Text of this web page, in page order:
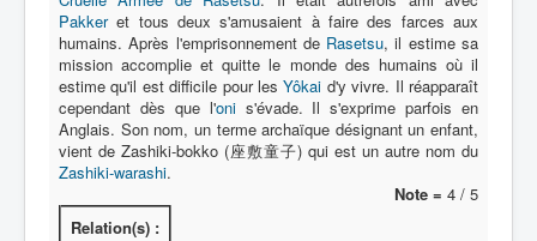
Pakkeret tous deux s'amusaient à faire des farces aux
humains. Après l'emprisonnement de Rasetsu, il estime sa
mission accomplie et quitte le monde des humains où il
estime qu'il est difficile pour lesYôkai d'y vivre. Il réapparaît
cependant dès que l'onis'évade. Il s'exprime parfois en
Anglais. Son nom, un terme archaïque désignant un enfant,
vient de Zashiki-bokko (座敷童子) qui est un autre nom du
Zashiki-warashi.
Note = 4 / 5
Relation(s) :